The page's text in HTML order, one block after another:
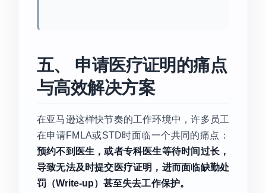
五、 申请医疗证明的痛点
与高效解决方案
在亚马逊这样快节奏的工作环境中，许多员工
在申请FMLA或STD时面临一个共同的痛点：
预约不到医生，或者专科医生等待时间过长，
导致无法及时提交医疗证明，进而面临缺勤处
罚（Write-up）甚至失去工作保护。